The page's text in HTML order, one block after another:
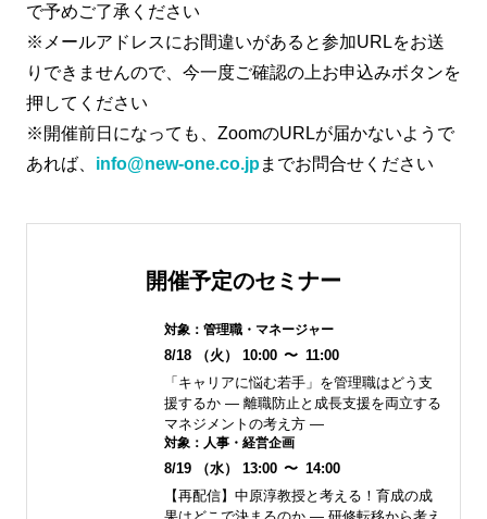
で予めご了承ください
※メールアドレスにお間違いがあると参加URLをお送
りできませんので、今一度ご確認の上お申込みボタンを
押してください
※開催前日になっても、ZoomのURLが届かないようで
あれば、 info@new-one.co.jpまでお問合せください
開催予定のセミナー
対象： 管理職・マネージャー
8/18 （火） 10:00 〜 11:00
「キャリアに悩む若手」を管理職はどう支
援するか ― 離職防止と成長支援を両立する
マネジメントの考え方 ―
対象： 人事・経営企画
8/19 （水） 13:00 〜 14:00
【再配信】中原淳教授と考える！育成の成